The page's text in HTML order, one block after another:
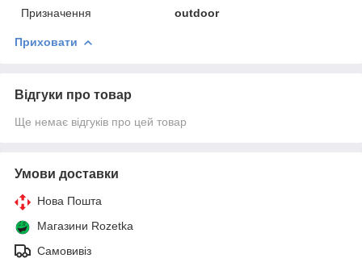
Призначення outdoor
Приховати
Відгуки про товар
Ще немає відгуків про цей товар
Умови доставки
Нова Пошта
Магазини Rozetka
Самовивіз